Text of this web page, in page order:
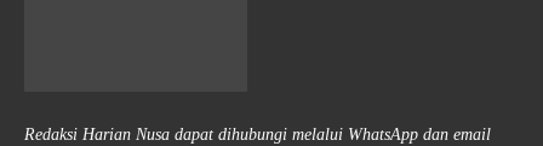
Redaksi Harian Nusa dapat dihubungi melalui WhatsApp dan email